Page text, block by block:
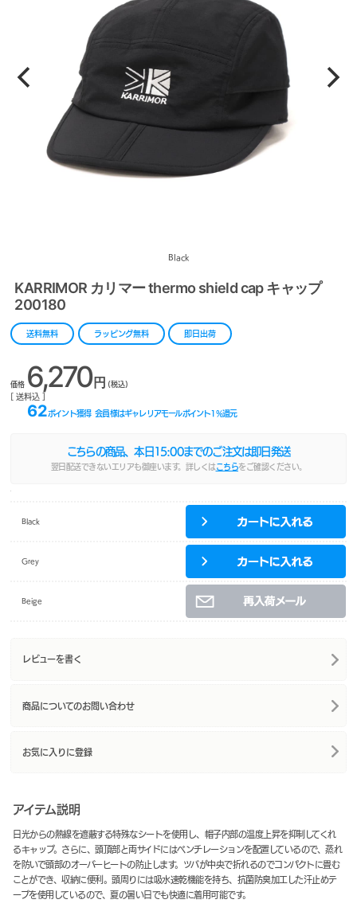
Black
KARRIMOR カリマー thermo shield cap キャップ
200180
送料無料 ラッピング無料 即日出荷
価格 6,270円 (税込)
[ 送料込 ]
62ポイント獲得 会員様はギャレリアモールポイント1 %還元
こちらの商品、本日 15:00までのご注文は即日発送
翌日配送できないエリアも御座います。詳しくは こちらをご確認ください。
Black
Grey
Beige
レビューを書く
商品についてのお問い合わせ
お気に入りに登録
アイテム説明
日光からの熱線を遮蔽する特殊なシートを使用し、帽子内部の温度上昇を抑制してくれ
るキャップ。さらに、頭頂部と両サイドにはベンチレーションを配置しているので、蒸れ
を防いで頭部のオーバーヒートの防止します。ツバが中央で折れるのでコンパクトに畳む
ことができ、収納に便利。頭周りには吸水速乾機能を持ち、抗菌防臭加工した汗止めテ
ープを使用しているので、夏の暑い日でも快適に着用可能です。